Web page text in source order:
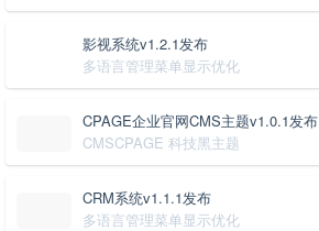
影视系统v1.2.1发布
多语言管理菜单显示优化
CPAGE企业官网CMS主题v1.0.1发布
CMSCPAGE 科技黑主题
CRM系统v1.1.1发布
多语言管理菜单显示优化